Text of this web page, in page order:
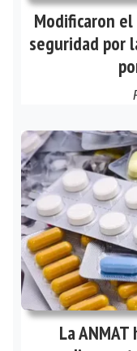
Modificaron
seguridad por
La